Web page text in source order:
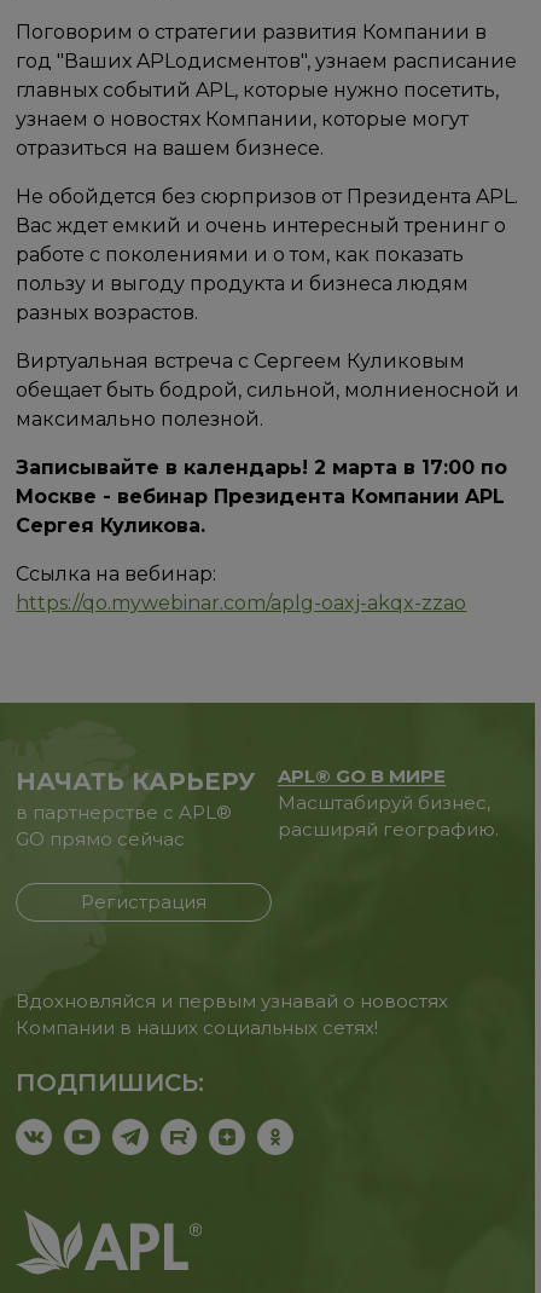
Поговорим о стратегии развития Компании в
год "Ваших APLодисментов", узнаем расписание
главных событий APL, которые нужно посетить,
узнаем о новостях Компании, которые могут
отразиться на вашем бизнесе.
Не обойдется без сюрпризов от Президента APL.
Вас ждет емкий и очень интересный тренинг о
работе с поколениями и о том, как показать
пользу и выгоду продукта и бизнеса людям
разных возрастов.
Виртуальная встреча с Сергеем Куликовым
обещает быть бодрой, сильной, молниеносной и
максимально полезной.
Записывайте в календарь! 2 марта в 17:00 по
Москве - вебинар Президента Компании APL
Сергея Куликова.
Ссылка на вебинар:
https://qo.mywebinar.com/aplg-oaxj-akqx-zzao
НАЧАТЬ КАРЬЕРУ
в партнерстве с APL®
GO прямо сейчас
Регистрация
APL® GO В МИРЕ
Масштабируй бизнес,
расширяй географию.
Вдохновляйся и первым узнавай о новостях
Компании в наших социальных сетях!
ПОДПИШИСЬ: